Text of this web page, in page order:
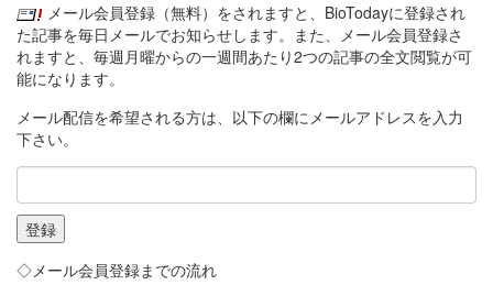
メール会員登録（無料）をされますと、BioTodayに登録され
た記事を毎日メールでお知らせします。また、メール会員登録さ
れますと、毎週月曜からの一週間あたり2つの記事の全文閲覧が可
能になります。
メール配信を希望される方は、以下の欄にメールアドレスを入力
下さい。
◇メール会員登録までの流れ